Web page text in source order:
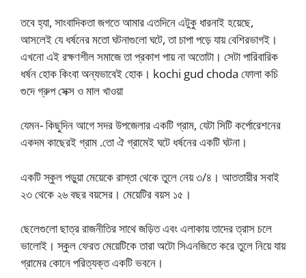
তবে হ্যা, সাংবাদিকতা জগতে আমার এতদিনে এটুকু ধারনাই হয়েছে,
আসলেই যে ধর্ষনের মতো ঘটনাগুলো ঘটে, তা চাপা পড়ে যায় বেশিরভাগই।
এখনো এই রক্ষণশীল সমাজে তা প্রকাশ পায় না অতোটা। সেটা পারিবারিক
ধর্ষন হোক কিংবা অন্যভাবেই হোক। kochi gud choda ফোলা কচি
গুদে গ্রুপ সেক্স ও মাল খাওয়া
যেমন- কিছুদিন আগে সদর উপজেলার একটি গ্রাম, যেটা সিটি কর্পোরেশনের
একদম কাছেরই গ্রাম .তো ঐ গ্রামেই ঘটে ধর্ষনের একটি ঘটনা।
একটি স্কুল পড়ুয়া মেয়েকে রাস্তা থেকে তুলে নেয় ৩/৪। আততায়ীর সবাই
২৩ থেকে ২৬ বছর বয়সের। মেয়েটির বয়স ১৫।
ছেলেগুলো ছাত্র রাজনীতির সাথে জড়িত এবং এলাকায় তাদের ত্রাস চলে
ভালোই। স্কুল ফেরত মেয়েটিকে তারা অটো সিএনজিতে করে তুলে নিয়ে যায়
গ্রামের কোনে পরিত্যক্ত একটি ভবনে।